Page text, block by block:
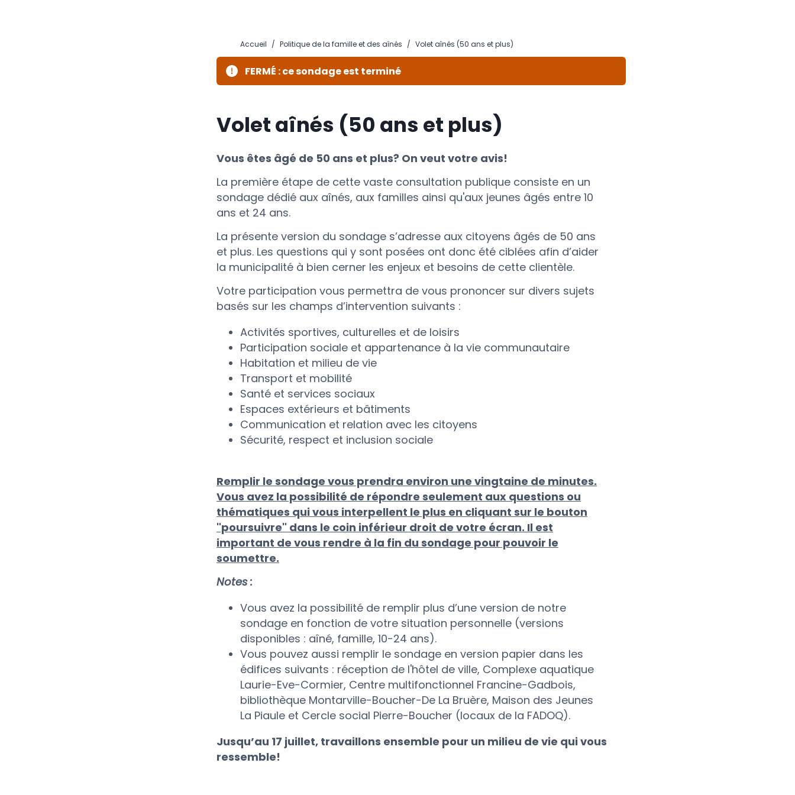
Accueil / Politique de la famille et des aînés / Volet aînés (50 ans et plus)
FERMÉ : ce sondage est terminé
Volet aînés (50 ans et plus)
Vous êtes âgé de 50 ans et plus? On veut votre avis!
La première étape de cette vaste consultation publique consiste en un
sondage dédié aux aînés, aux familles ainsi qu'aux jeunes âgés entre 10
ans et 24 ans.
La présente version du sondage s’adresse aux citoyens âgés de 50 ans
et plus. Les questions qui y sont posées ont donc été ciblées afin d’aider
la municipalité à bien cerner les enjeux et besoins de cette clientèle.
Votre participation vous permettra de vous prononcer sur divers sujets
basés sur les champs d’intervention suivants :
Activités sportives, culturelles et de loisirs
Participation sociale et appartenance à la vie communautaire
Habitation et milieu de vie
Transport et mobilité
Santé et services sociaux
Espaces extérieurs et bâtiments
Communication et relation avec les citoyens
Sécurité, respect et inclusion sociale
Remplir le sondage vous prendra environ une vingtaine de minutes.
Vous avez la possibilité de répondre seulement aux questions ou
thématiques qui vous interpellent le plus en cliquant sur le bouton
"poursuivre" dans le coin inférieur droit de votre écran. Il est
important de vous rendre à la fin du sondage pour pouvoir le
soumettre.
Notes :
Vous avez la possibilité de remplir plus d’une version de notre
sondage en fonction de votre situation personnelle (versions
disponibles : aîné, famille, 10-24 ans).
Vous pouvez aussi remplir le sondage en version papier dans les
édifices suivants : réception de l'hôtel de ville, Complexe aquatique
Laurie-Eve-Cormier, Centre multifonctionnel Francine-Gadbois,
bibliothèque Montarville-Boucher-De La Bruère, Maison des Jeunes
La Piaule et Cercle social Pierre-Boucher (locaux de la FADOQ).
Jusqu’au 17 juillet, travaillons ensemble pour un milieu de vie qui vous
ressemble!